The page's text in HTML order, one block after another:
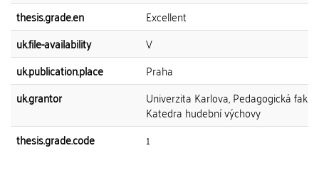
thesis.grade.en
Excellent
uk.file-availability
V
uk.publication.place
Praha
uk.grantor
Univerzita Karlova, Pedagogická
Katedra hudební výchovy
thesis.grade.code
1